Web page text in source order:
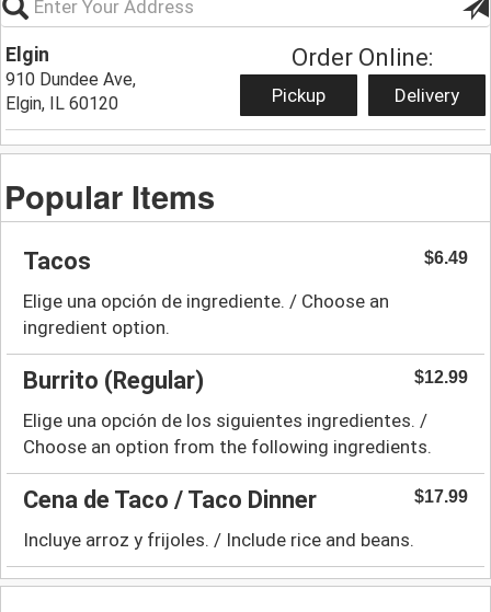
Elgin
910 Dundee Ave,
Elgin, IL 60120
Order Online:
Pickup Delivery
Popular Items
Tacos $6.49
Elige una opción de ingrediente. / Choose an
ingredient option.
Burrito (Regular) $12.99
Elige una opción de los siguientes ingredientes. /
Choose an option from the following ingredients.
Cena de Taco / Taco Dinner $17.99
Incluye arroz y frijoles. / Include rice and beans.